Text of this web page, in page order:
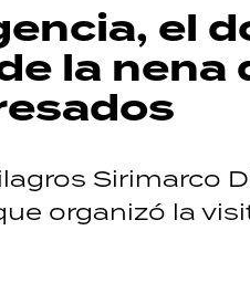
el
la nena
Sirimarco
organizó la